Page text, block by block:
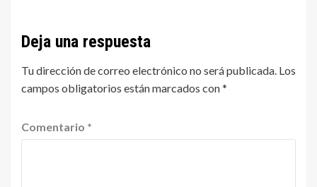
Deja una respuesta
Tu dirección de correo electrónico no será publicada. Los
campos obligatorios están marcados con*
Comentario *